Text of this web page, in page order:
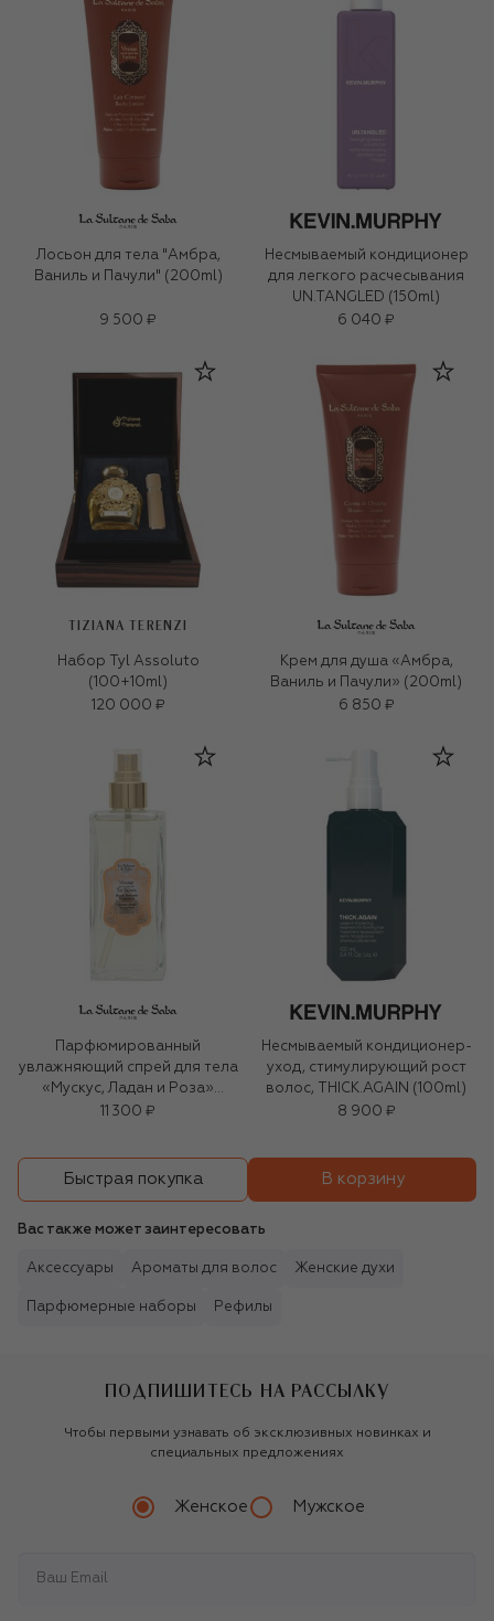
Лосьон для тела "Амбра,
Ваниль и Пачули" (200ml)
9 500 ₽
Несмываемый кондиционер
для легкого расчесывания
UN.TANGLED (150ml)
6 040 ₽
TIZIANA TERENZI
Набор Tyl Assoluto
(100+10ml)
120 000 ₽
Крем для душа «Амбра,
Ваниль и Пачули» (200ml)
6 850 ₽
Парфюмированный
увлажняющий спрей для тела
«Мускус, Ладан и Роза»
(200ml)
11 300 ₽
Несмываемый кондиционер-
уход, стимулирующий рост
волос, THICK.AGAIN (100ml)
8 900 ₽
Быстрая покупка В корзину
Вас также может заинтересовать
Аксессуары Ароматы для волос Женские духи
Парфюмерные наборы Рефилы
ПОДПИШИТЕСЬ НА РАССЫЛКУ
Чтобы первыми узнавать об эксклюзивных новинках и
специальных предложениях
Женское Мужское